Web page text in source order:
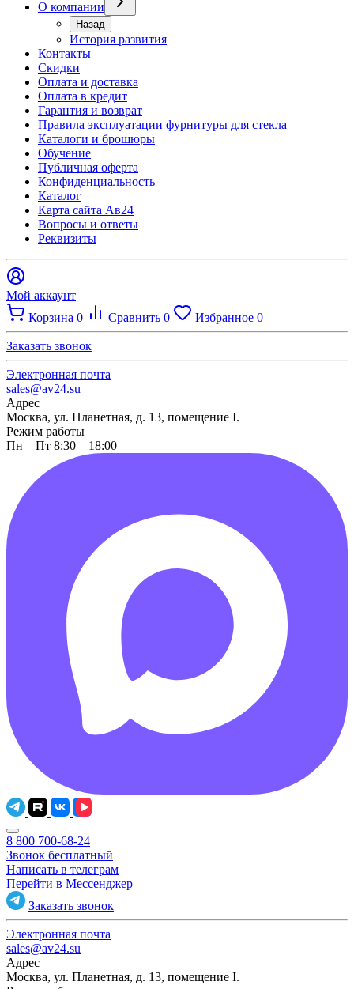
О компании
Назад
История развития
Контакты
Скидки
Оплата и доставка
Оплата в кредит
Гарантия и возврат
Правила эксплуатации фурнитуры для стекла
Каталоги и брошюры
Обучение
Публичная оферта
Конфиденциальность
Каталог
Карта сайта Ав24
Вопросы и ответы
Реквизиты
Мой аккаунт
Корзина 0 Сравнить 0 Избранное 0
Заказать звонок
Электронная почта
sales@av24.su
Адрес
Москва, ул. Планетная, д. 13, помещение I.
Режим работы
Пн—Пт 8:30 – 18:00
8 800 700-68-24
Звонок бесплатный
Написать в телеграм
Перейти в Мессенджер
Заказать звонок
Электронная почта
sales@av24.su
Адрес
Москва, ул. Планетная, д. 13, помещение I.